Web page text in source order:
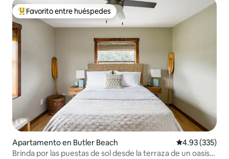
Favorito entre huéspedes preferido
Favorito entre huéspedes
Apartamento en Butler Beach Calificación
4.93 (335)
Brinda por las puestas de sol desde la terraza de un oasis